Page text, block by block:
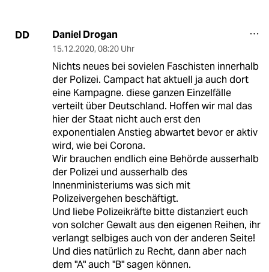
DD Daniel Drogan
15.12.2020, 08:20 Uhr
Nichts neues bei sovielen Faschisten innerhalb
der Polizei. Campact hat aktuell ja auch dort
eine Kampagne. diese ganzen Einzelfälle
verteilt über Deutschland. Hoffen wir mal das
hier der Staat nicht auch erst den
exponentialen Anstieg abwartet bevor er aktiv
wird, wie bei Corona.
Wir brauchen endlich eine Behörde ausserhalb
der Polizei und ausserhalb des
Innenministeriums was sich mit
Polizeivergehen beschäftigt.
Und liebe Polizeikräfte bitte distanziert euch
von solcher Gewalt aus den eigenen Reihen, ihr
verlangt selbiges auch von der anderen Seite!
Und dies natürlich zu Recht, dann aber nach
dem "A" auch "B" sagen können.